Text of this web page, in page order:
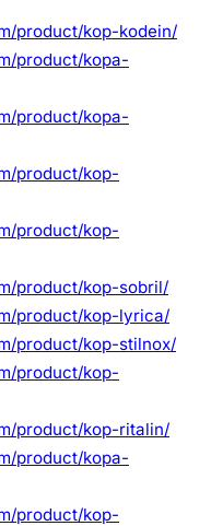
product/kop-kodein/
product/kopa-
product/kopa-
product/kop-
product/kop-
product/kop-sobril/
product/kop-lyrica/
product/kop-stilnox/
product/kop-
product/kop-ritalin/
product/kopa-
product/kop-